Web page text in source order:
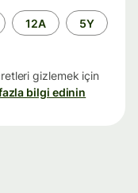
12A 5Y
gizlemek için
bilgi edinin